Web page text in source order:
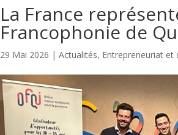
La France
Francophonie de
29 Mai 2026 |Actualités, Entrepreneuriat et